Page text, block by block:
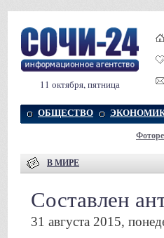
11 октября, пятница
ОБЩЕСТВО
В МИРЕ
Составлен
31 августа 2015,